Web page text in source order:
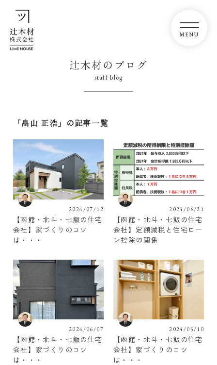
辻木材のブログ
staff blog
「畠山 正浩」の記事一覧
2024/07/12
【函館・北斗・七飯の住宅
会社】家づくりのコツ
は・・・
2024/06/21
【函館・北斗・七飯の住宅
会社】定額減税と住宅ロー
ン控除の関係
2024/06/07
【函館・北斗・七飯の住宅
会社】家づくりのコツ
は・・・
2024/05/10
【函館・北斗・七飯の住宅
会社】家づくりのコツ
は・・・